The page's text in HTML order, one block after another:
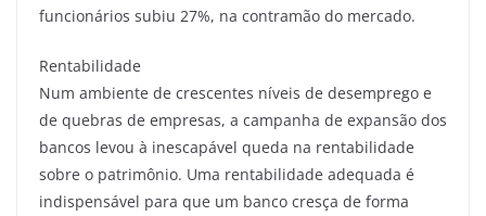
funcionários subiu 27%, na contramão do mercado.
Rentabilidade
Num ambiente de crescentes níveis de desemprego e
de quebras de empresas, a campanha de expansão dos
bancos levou à inescapável queda na rentabilidade
sobre o patrimônio. Uma rentabilidade adequada é
indispensável para que um banco cresça de forma